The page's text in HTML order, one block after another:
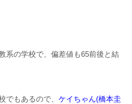
系の学校で、偏差値も65前後と結
でもあるので、 ケイちゃん(橋本圭